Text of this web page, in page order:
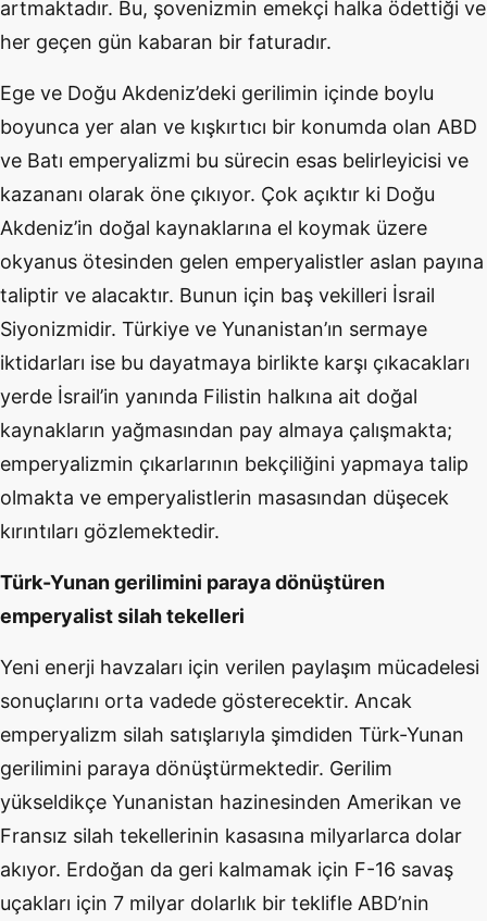
artmaktadır. Bu, şovenizmin emekçi halka ödettiği ve
her geçen gün kabaran bir faturadır.
Ege ve Doğu Akdeniz’deki gerilimin içinde boylu
boyunca yer alan ve kışkırtıcı bir konumda olan ABD
ve Batı emperyalizmi bu sürecin esas belirleyicisi ve
kazananı olarak öne çıkıyor. Çok açıktır ki Doğu
Akdeniz’in doğal kaynaklarına el koymak üzere
okyanus ötesinden gelen emperyalistler aslan payına
taliptir ve alacaktır. Bunun için baş vekilleri İsrail
Siyonizmidir. Türkiye ve Yunanistan’ın sermaye
iktidarları ise bu dayatmaya birlikte karşı çıkacakları
yerde İsrail’in yanında Filistin halkına ait doğal
kaynakların yağmasından pay almaya çalışmakta;
emperyalizmin çıkarlarının bekçiliğini yapmaya talip
olmakta ve emperyalistlerin masasından düşecek
kırıntıları gözlemektedir.
Türk-Yunan gerilimini paraya dönüştüren
emperyalist silah tekelleri
Yeni enerji havzaları için verilen paylaşım mücadelesi
sonuçlarını orta vadede gösterecektir. Ancak
emperyalizm silah satışlarıyla şimdiden Türk-Yunan
gerilimini paraya dönüştürmektedir. Gerilim
yükseldikçe Yunanistan hazinesinden Amerikan ve
Fransız silah tekellerinin kasasına milyarlarca dolar
akıyor. Erdoğan da geri kalmamak için F-16 savaş
uçakları için 7 milyar dolarlık bir teklifle ABD’nin